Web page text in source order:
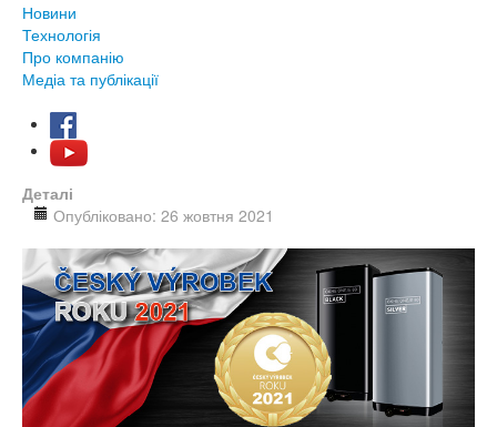
Новини
Технологія
Про компанію
Медіа та публікації
Деталі
Опубліковано: 26 жовтня 2021